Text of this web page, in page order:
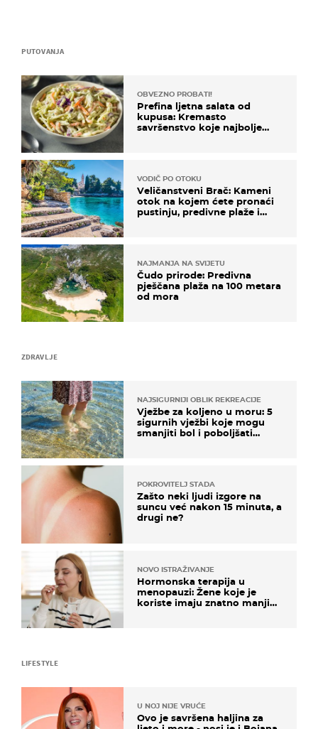
ZDRAVLJE
NAJSIGURNIJI OBLIK REKREACIJE
Vježbe za koljeno u moru: 5
sigurnih vježbi koje mogu
smanjiti bol i poboljšati
POKROVITELJ STADA
Zašto neki ljudi izgore na
suncu već nakon 15 minuta, a
drugi ne?
NOVO ISTRAŽIVANJE
Hormonska terapija u
menopauzi: Žene koje je
koriste imaju znatno manji
PUTOVANJA
OBVEZNO PROBATI!
Prefina ljetna salata od
kupusa: Kremasto
savršenstvo koje najbolje
VODIČ PO OTOKU
Veličanstveni Brač: Kameni
otok na kojem ćete pronaći
pustinju, predivne plaže i
NAJMANJA NA SVIJETU
Čudo prirode: Predivna
pješčana plaža na 100 metara
od mora
LIFESTYLE
U NOJ NIJE VRUĆE
Ovo je savršena haljina za